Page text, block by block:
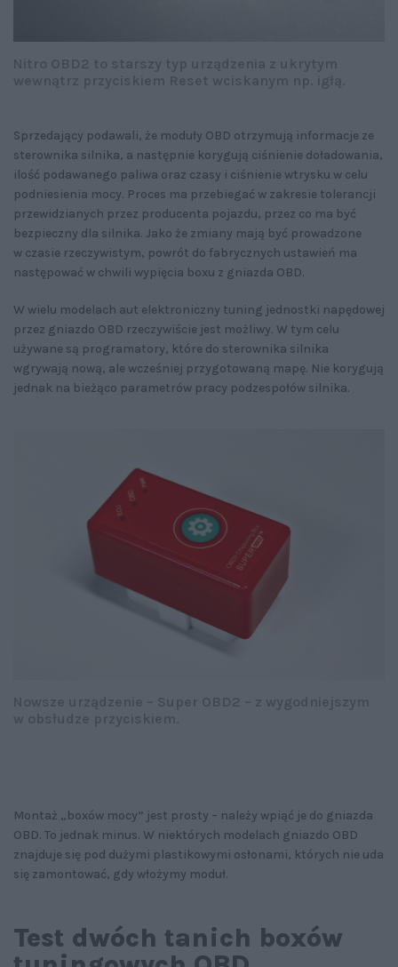
Sprzedający podawali, że moduły OBD otrzymują informacje ze
sterownika silnika, a następnie korygują ciśnienie doładowania,
ilość podawanego paliwa oraz czasy i ciśnienie wtrysku w celu
podniesienia mocy. Proces ma przebiegać w zakresie tolerancji
przewidzianych przez producenta pojazdu, przez co ma być
bezpieczny dla silnika. Jako że zmiany mają być prowadzone
w czasie rzeczywistym, powrót do fabrycznych ustawień ma
następować w chwili wypięcia boxu z gniazda OBD.
W wielu modelach aut elektroniczny tuning jednostki napędowej
przez gniazdo OBD rzeczywiście jest możliwy. W tym celu
używane są programatory, które do sterownika silnika
wgrywają nową, ale wcześniej przygotowaną mapę. Nie korygują
jednak na bieżąco parametrów pracy podzespołów silnika.
Montaż „boxów mocy” jest prosty – należy wpiąć je do gniazda
OBD. To jednak minus. W niektórych modelach gniazdo OBD
znajduje się pod dużymi plastikowymi osłonami, których nie uda
się zamontować, gdy włożymy moduł.
Test dwóch tanich boxów